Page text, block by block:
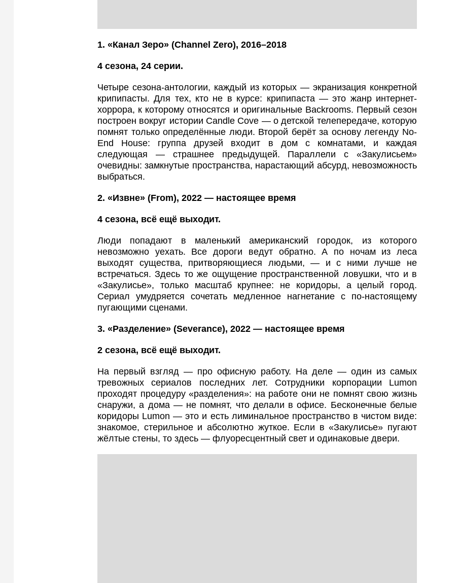
1. «Канал Зеро» (Channel Zero), 2016–2018
4 сезона, 24 серии.
Четыре сезона-антологии, каждый из которых — экранизация конкретной
крипипасты. Для тех, кто не в курсе: крипипаста — это жанр интернет-
хоррора, к которому относятся и оригинальные Backrooms. Первый сезон
построен вокруг истории Candle Cove — о детской телепередаче, которую
помнят только определённые люди. Второй берёт за основу легенду No-
End House: группа друзей входит в дом с комнатами, и каждая
следующая — страшнее предыдущей. Параллели с «Закулисьем»
очевидны: замкнутые пространства, нарастающий абсурд, невозможность
выбраться.
2. «Извне» (From), 2022 — настоящее время
4 сезона, всё ещё выходит.
Люди попадают в маленький американский городок, из которого
невозможно уехать. Все дороги ведут обратно. А по ночам из леса
выходят существа, притворяющиеся людьми, — и с ними лучше не
встречаться. Здесь то же ощущение пространственной ловушки, что и в
«Закулисье», только масштаб крупнее: не коридоры, а целый город.
Сериал умудряется сочетать медленное нагнетание с по-настоящему
пугающими сценами.
3. «Разделение» (Severance), 2022 — настоящее время
2 сезона, всё ещё выходит.
На первый взгляд — про офисную работу. На деле — один из самых
тревожных сериалов последних лет. Сотрудники корпорации Lumon
проходят процедуру «разделения»: на работе они не помнят свою жизнь
снаружи, а дома — не помнят, что делали в офисе. Бесконечные белые
коридоры Lumon — это и есть лиминальное пространство в чистом виде:
знакомое, стерильное и абсолютно жуткое. Если в «Закулисье» пугают
жёлтые стены, то здесь — флуоресцентный свет и одинаковые двери.